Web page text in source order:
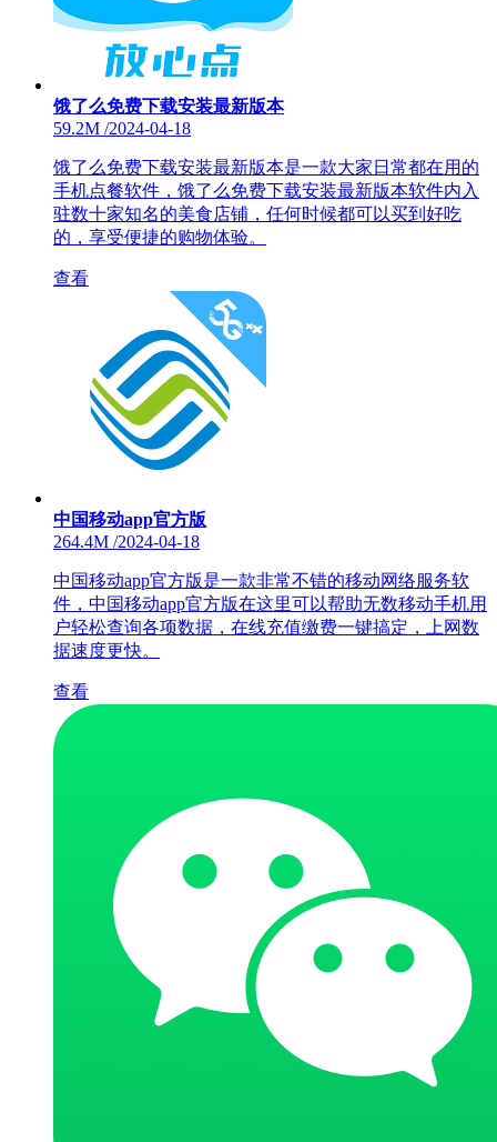
饿了么免费下载安装最新版本
59.2M /2024-04-18
饿了么免费下载安装最新版本是一款大家日常都在用的
手机点餐软件，饿了么免费下载安装最新版本软件内入
驻数十家知名的美食店铺，任何时候都可以买到好吃
的，享受便捷的购物体验。
查看
中国移动app官方版
264.4M /2024-04-18
中国移动app官方版是一款非常不错的移动网络服务软
件，中国移动app官方版在这里可以帮助无数移动手机用
户轻松查询各项数据，在线充值缴费一键搞定，上网数
据速度更快。
查看